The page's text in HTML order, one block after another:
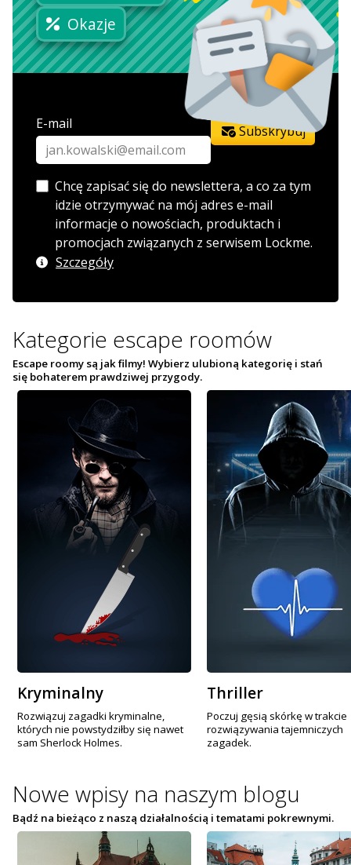
Okazje
E-mail Subskrybuj
Chcę zapisać się do newslettera, a co za tym
idzie otrzymywać na mój adres e-mail
informacje o nowościach, produktach i
promocjach związanych z serwisem Lockme.
Szczegóły
Kategorie escape roomów
Escape roomy są jak filmy! Wybierz ulubioną kategorię i stań
się bohaterem prawdziwej przygody.
Kryminalny
Rozwiązuj zagadki kryminalne,
których nie powstydziłby się nawet
sam Sherlock Holmes.
Thriller
Poczuj gęsią skórkę w trakcie
rozwiązywania tajemniczych
zagadek.
Nowe wpisy na naszym blogu
Bądź na bieżąco z naszą działalnością i tematami pokrewnymi.